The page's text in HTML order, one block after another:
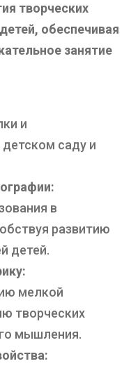
творческих
обеспечивая
занятие
и
саду и
в
развитию
детей.
мелкой
творческих
мышления.